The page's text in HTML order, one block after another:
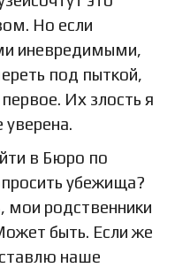
Но если
иневредимыми,
под пыткой,
Их злость я
уверена.
в Бюро по
убежища?
родственники
быть. Если же
наше